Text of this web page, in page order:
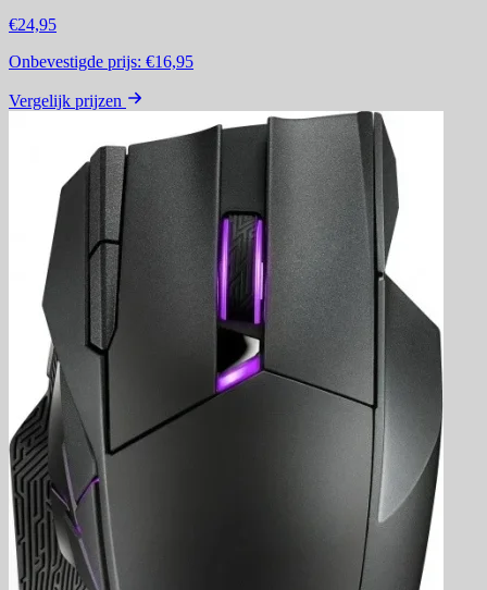
€24,95
Onbevestigde prijs: €16,95
Vergelijk prijzen